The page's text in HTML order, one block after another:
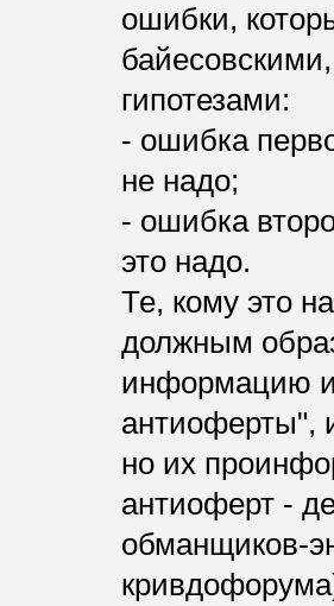
ошибки,
гипотезами:
- ошибка
не надо;
- ошибка
это надо.
Те, кому это
должным
информацию и
антиоферты",
но их
антиоферт -
обманщиков-